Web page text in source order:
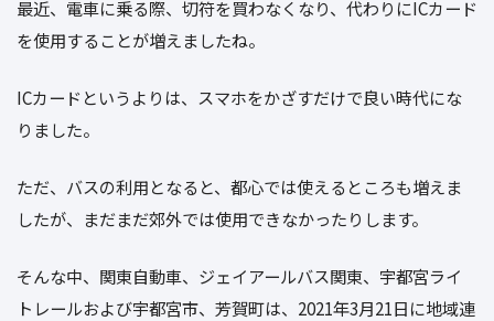
最近、電車に乗る際、切符を買わなくなり、代わりにICカード
を使用することが増えましたね。
ICカードというよりは、スマホをかざすだけで良い時代にな
りました。
ただ、バスの利用となると、都心では使えるところも増えま
したが、まだまだ郊外では使用できなかったりします。
そんな中、関東自動車、ジェイアールバス関東、宇都宮ライ
トレールおよび宇都宮市、芳賀町は、2021年3月21日に地域連